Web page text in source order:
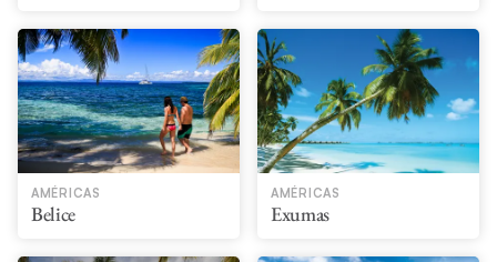
AMÉRICAS
Belice
AMÉRICAS
Exumas